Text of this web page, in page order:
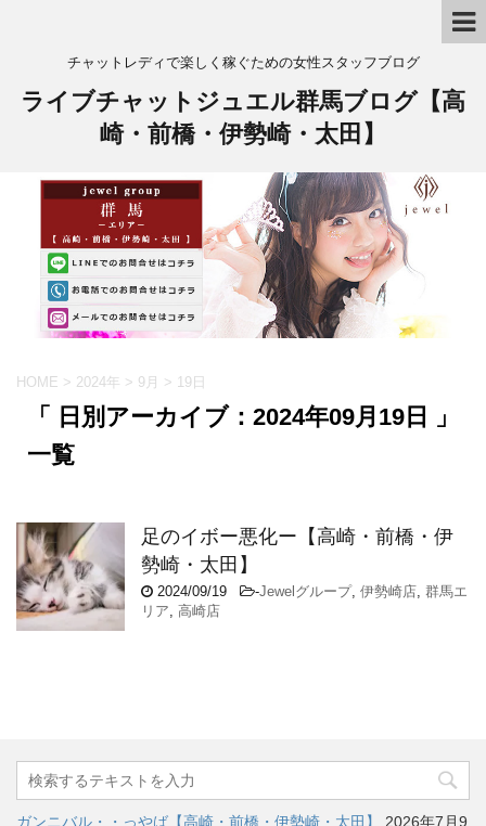
チャットレディで楽しく稼ぐための女性スタッフブログ
ライブチャットジュエル群馬ブログ【高
崎・前橋・伊勢崎・太田】
HOME > 2024年 > 9月 > 19日
「 日別アーカイブ：2024年09月19日 」
一覧
足のイボー悪化ー【高崎・前橋・伊
勢崎・太田】
2024/09/19 -Jewelグループ, 伊勢崎店, 群馬エ
リア, 高崎店
ガンニバル・・っやば【高崎・前橋・伊勢崎・太田】
2026年7月9